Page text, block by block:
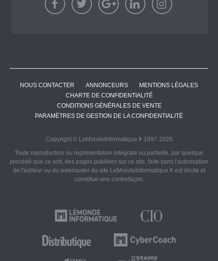
NOUS CONTACTER ANNONCEURS
MENTIONS LÉGALES
CHARTE DE CONFIDENTIALITÉ
CONDITIONS GÉNÉRALES DE VENTE
PARAMÈTRES DE GESTION DE LA CONFIDENTIALITÉ
Copyright © LeMondeInformatique.fr 1997-2026
Toute reproduction ou représentation intégrale ou partielle, par quelque
procédé que ce soit, des pages publiées sur ce site, faite sans l'autorisation
de l'éditeur ou du webmaster du site LeMondeInformatique.fr est illicite et
constitue une contrefaçon.